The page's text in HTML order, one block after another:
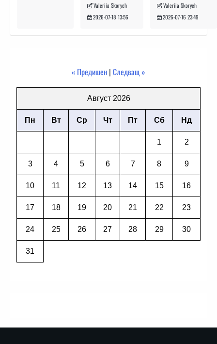
Valeriia Skorych
2026-07-18 13:56
Valeriia Skorych
2026-07-16 23:49
« Предишен | Следващ »
Август 2026
Пн Вт Ср Чт Пт Сб Нд
1 2
3 4 5 6 7 8 9
10 11 12 13 14 15 16
17 18 19 20 21 22 23
24 25 26 27 28 29 30
31